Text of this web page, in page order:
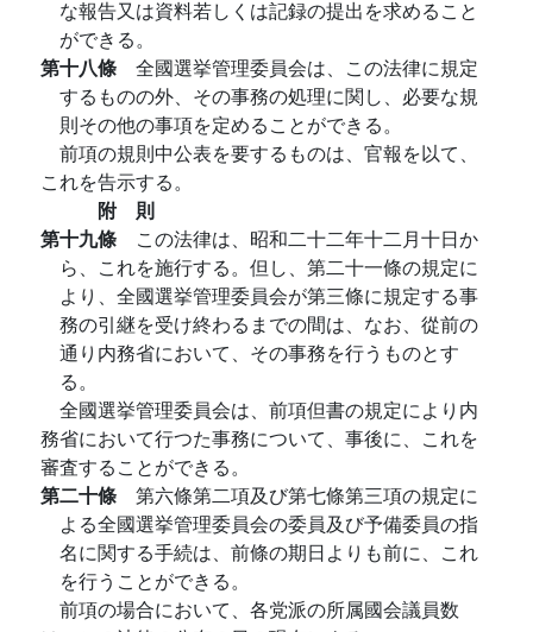
な報告又は資料若しくは記録の提出を求めること
ができる。
第十八條 全國選挙管理委員会は、この法律に規定
するものの外、その事務の処理に関し、必要な規
則その他の事項を定めることができる。
前項の規則中公表を要するものは、官報を以て、
これを告示する。
附 則
第十九條 この法律は、昭和二十二年十二月十日か
ら、これを施行する。但し、第二十一條の規定に
より、全國選挙管理委員会が第三條に規定する事
務の引継を受け終わるまでの間は、なお、從前の
通り内務省において、その事務を行うものとす
る。
全國選挙管理委員会は、前項但書の規定により内
務省において行つた事務について、事後に、これを
審査することができる。
第二十條 第六條第二項及び第七條第三項の規定に
よる全國選挙管理委員会の委員及び予備委員の指
名に関する手続は、前條の期日よりも前に、これ
を行うことができる。
前項の場合において、各党派の所属國会議員数